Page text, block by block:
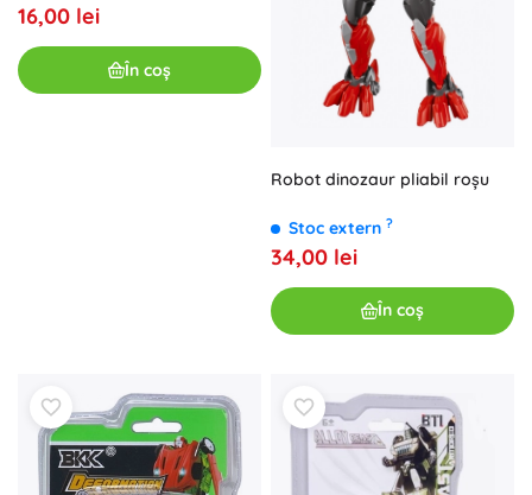
16,00 lei
În coș
Robot dinozaur pliabil roșu
Stoc extern ?
34,00 lei
În coș